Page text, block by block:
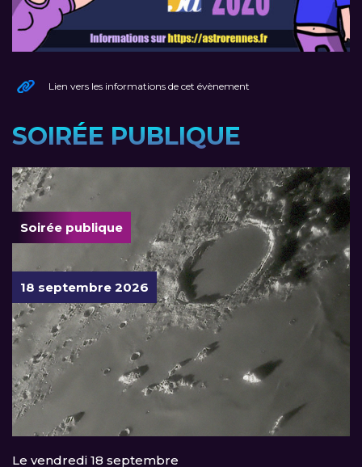
Lien vers les informations de cet évènement
SOIRÉE PUBLIQUE
Soirée publique
18 septembre 2026
Le vendredi 18 septembre